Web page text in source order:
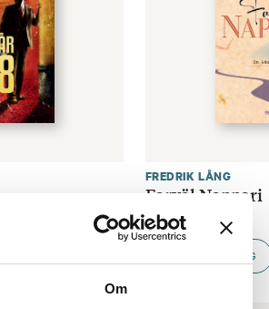
Om
FREDRIK LÅNG
Farväl Nappari
€33.80
LÄGG I VARUKORG